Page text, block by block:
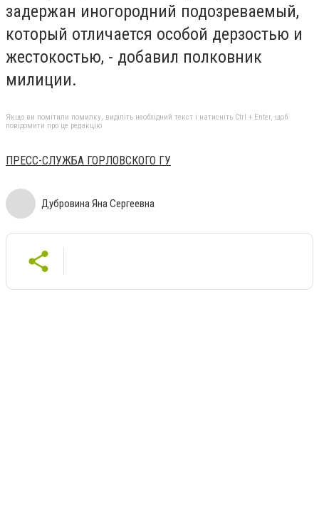
задержан иногородний подозреваемый,
который отличается особой дерзостью и
жестокостью, - добавил полковник
милиции.
Якщо ви помітили помилку, виділіть необхідний текст і натисніть Ctrl + Enter, щоб
повідомити про це редакцію
ПРЕСС-СЛУЖБА ГОРЛОВСКОГО ГУ
Дубровина Яна Сергеевна